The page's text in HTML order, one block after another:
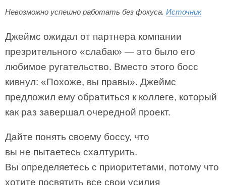
Невозможно успешно работать без фокуса. Источник
Джеймс ожидал от партнера компании
презрительного «слабак» — это было его
любимое ругательство. Вместо этого босс
кивнул: «Похоже, вы правы». Джеймс
предложил ему обратиться к коллеге, который
как раз завершал очередной проект.
Дайте понять своему боссу, что
вы не пытаетесь схалтурить.
Вы определяетесь с приоритетами, потому что
хотите посвятить все свои усилия